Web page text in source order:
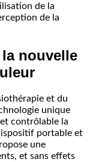
de la
de la
nouvelle
et du
unique
contrôlable la
portable et
une
et sans effets